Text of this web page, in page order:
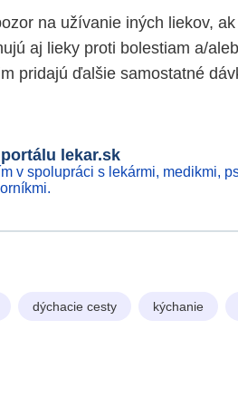
na užívanie iných liekov,
aj lieky proti bolestiam a/
pridajú ďalšie samostatné
lekar.sk
v spolupráci s lekármi, medikmi,
dýchacie cesty kýchanie